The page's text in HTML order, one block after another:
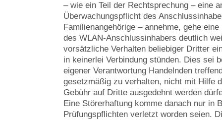
– wie ein Teil der Rechtsprechung – eine
Überwachungspflicht des
Familienangehörige – annehme, gehe
des WLAN-Anschlussinhabers deutlich
vorsätzliche Verhalten beliebiger Dritter
in keinerlei Verbindung stünden. Dies sei
eigener Verantwortung Handelnden
gesetzmäßig zu verhalten, nicht mit Hilfe
Gebühr auf Dritte ausgedehnt werden
Eine Störerhaftung komme danach nur in
Prüfungspflichten verletzt worden seien.